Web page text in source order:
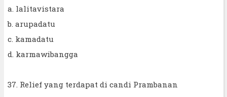
a. lalitavistara
b. arupadatu
c. kamadatu
d. karmawibangga
37. Relief yang terdapat di candi Prambanan